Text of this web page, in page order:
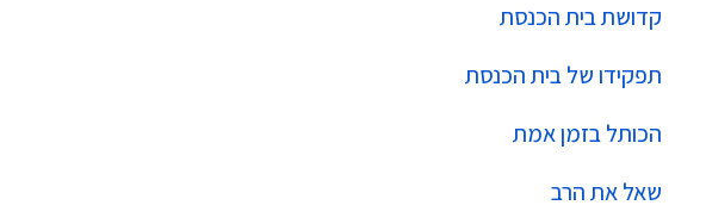
קדושת בית הכנסת
תפקידו של בית הכנסת
הכותל בזמן אמת
שאל את הרב